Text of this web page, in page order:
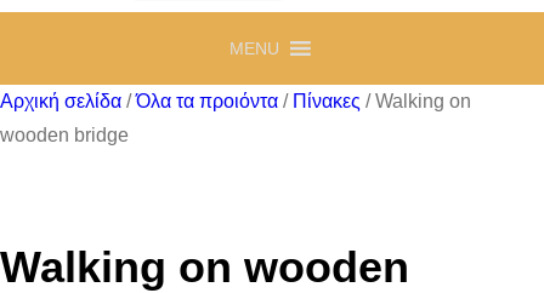
MENU
Αρχική σελίδα /Όλα τα προιόντα / Πίνακες / Walking on
wooden bridge
Walking on wooden